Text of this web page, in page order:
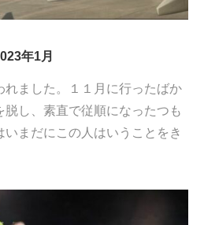
年1月
れました。１１月に行ったばか
脱し、素直で従順になったつも
いまだにこの人はいうことをき